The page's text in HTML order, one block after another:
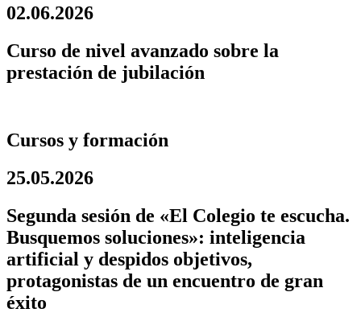
02.06.2026
Curso de nivel avanzado sobre la
prestación de jubilación
Cursos y formación
25.05.2026
Segunda sesión de «El Colegio te escucha.
Busquemos soluciones»: inteligencia
artificial y despidos objetivos,
protagonistas de un encuentro de gran
éxito